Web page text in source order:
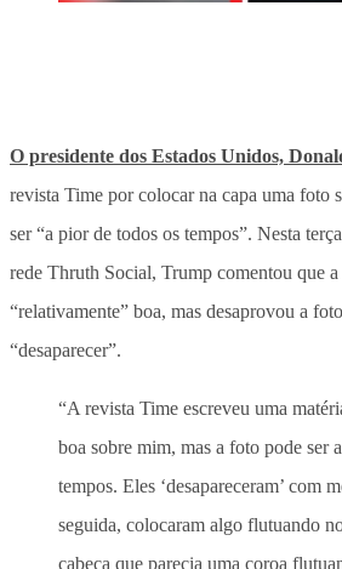
O presidente dos Estados Unidos,
revista Time por colocar na capa uma foto
ser “a pior de todos os tempos”. Nesta
rede Thruth Social, Trump comentou que a
“relativamente” boa, mas desaprovou a
“desaparecer”.
“A revista Time escreveu uma
boa sobre mim, mas a foto pode ser
tempos. Eles ‘desapareceram’ com
seguida, colocaram algo flutuando
cabeça que parecia uma coroa